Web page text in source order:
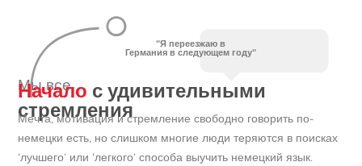
"Я переезжаю в
Германия в следующем году"
Мы все
Начало с удивительными
стремления
Мечта, мотивация и стремление свободно говорить по-
немецки есть, но слишком многие люди теряются в поисках
‘лучшего’ или ‘легкого’ способа выучить немецкий язык.